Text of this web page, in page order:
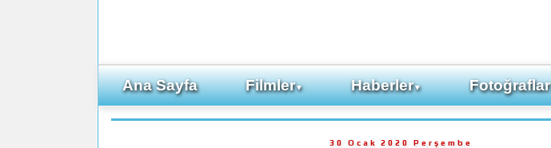
Ana Sayfa Filmler▼ Haberler▼ Fotoğraflar
30 Ocak 2020 Perşembe